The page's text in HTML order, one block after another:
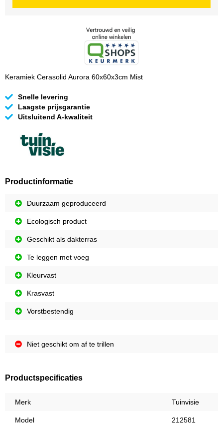
Keramiek Cerasolid Aurora 60x60x3cm Mist
Snelle levering
Laagste prijsgarantie
Uitsluitend A-kwaliteit
Productinformatie
Duurzaam geproduceerd
Ecologisch product
Geschikt als dakterras
Te leggen met voeg
Kleurvast
Krasvast
Vorstbestendig
Niet geschikt om af te trillen
Productspecificaties
Merk Tuinvisie
Model 212581